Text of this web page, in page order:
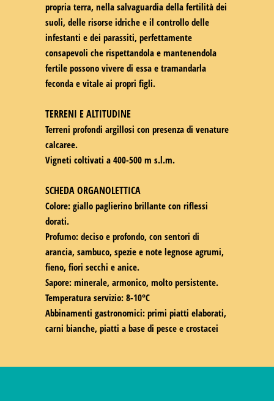
propria terra, nella salvaguardia della fertilità dei
suoli, delle risorse idriche e il controllo delle
infestanti e dei parassiti, perfettamente
consapevoli che rispettandola e mantenendola
fertile possono vivere di essa e tramandarla
feconda e vitale ai propri figli.
TERRENI E ALTITUDINE
Terreni profondi argillosi con presenza di venature
calcaree.
Vigneti coltivati a 400-500 m s.l.m.
SCHEDA ORGANOLETTICA
Colore: giallo paglierino brillante con riflessi
dorati.
Profumo: deciso e profondo, con sentori di
arancia, sambuco, spezie e note legnose agrumi,
fieno, fiori secchi e anice.
Sapore: minerale, armonico, molto persistente.
Temperatura servizio: 8-10°C
Abbinamenti gastronomici: primi piatti elaborati,
carni bianche, piatti a base di pesce e crostacei